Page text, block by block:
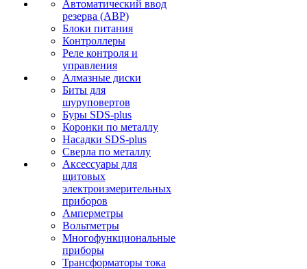
Автоматический ввод
резерва (АВР)
Блоки питания
Контроллеры
Реле контроля и
управления
Алмазные диски
Биты для
шуруповертов
Буры SDS-plus
Коронки по металлу
Насадки SDS-plus
Сверла по металлу
Аксессуары для
щитовых
электроизмерительных
приборов
Амперметры
Вольтметры
Многофункциональные
приборы
Трансформаторы тока